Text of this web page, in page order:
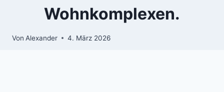
Wohnkomplexen.
Von Alexander 4. März 2026